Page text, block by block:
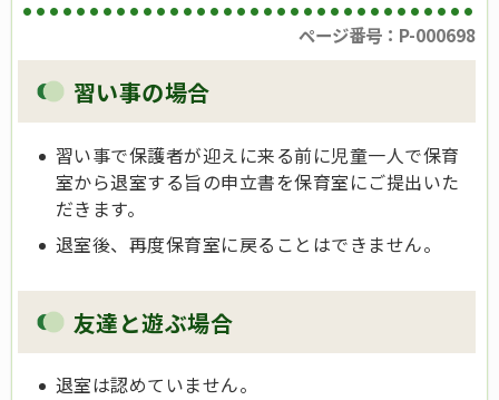
ページ番号：P-000698
習い事の場合
習い事で保護者が迎えに来る前に児童一人で保育
室から退室する旨の申立書を保育室にご提出いた
だきます。
退室後、再度保育室に戻ることはできません。
友達と遊ぶ場合
退室は認めていません。